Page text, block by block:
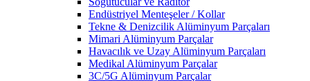
Endüstriyel Menteşeler / Kollar
Tekne & Denizcilik Alüminyum Parçaları
Mimari Alüminyum Parçalar
Havacılık ve Uzay Alüminyum Parçaları
Medikal Alüminyum Parçalar
3C/5G Alüminyum Parçalar